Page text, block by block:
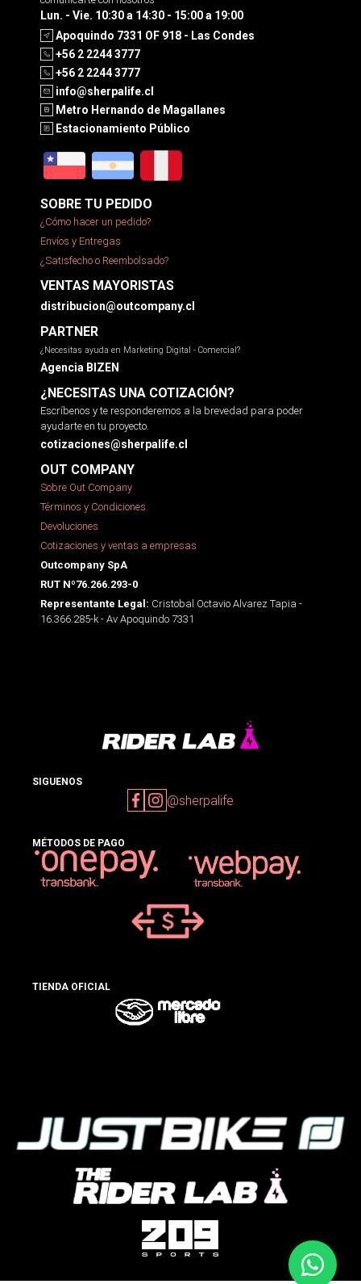
Lun. - Vie. 10:30 a 14:30 - 15:00 a 19:00
Apoquindo 7331 OF 918 - Las Condes
+56 2 2244 3777
+56 2 2244 3777
info@sherpalife.cl
Metro Hernando de Magallanes
Estacionamiento Público
SOBRE TU PEDIDO
¿Cómo hacer un pedido?
Envíos y Entregas
¿Satisfecho o Reembolsado?
VENTAS MAYORISTAS
distribucion@outcompany.cl
PARTNER
¿Necesitas ayuda en Marketing Digital - Comercial?
Agencia BIZEN
¿NECESITAS UNA COTIZACIÓN?
Escríbenos y te responderemos a la brevedad para poder
ayudarte en tu proyecto.
cotizaciones@sherpalife.cl
OUT COMPANY
Sobre Out Company
Términos y Condiciones
Devoluciones
Cotizaciones y ventas a empresas
Outcompany SpA
RUT Nº76.266.293-0
Representante Legal: Cristobal Octavio Alvarez Tapia -
16.366.285-k - Av Apoquindo 7331
SIGUENOS
@sherpalife
MÉTODOS DE PAGO
TIENDA OFICIAL